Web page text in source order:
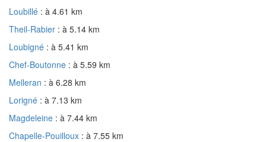
Loubillé : à 4.61 km
Theil-Rabier : à 5.14 km
Loubigné : à 5.41 km
Chef-Boutonne : à 5.59 km
Melleran : à 6.28 km
Lorigné : à 7.13 km
Magdeleine : à 7.44 km
Chapelle-Pouilloux : à 7.55 km